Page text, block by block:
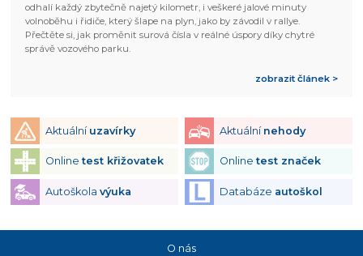
odhalí každý zbytečně najetý kilometr, i veškeré jalové minuty
volnoběhu i řidiče, který šlape na plyn, jako by závodil v rallye.
Přečtěte si, jak proměnit surová čísla v reálné úspory díky chytré
správě vozového parku.
zobrazit článek >
Aktuální uzavírky Aktuální nehody
Onlinetest křižovatek Onlinetest značek
Autoškola výuka Databáze autoškol
O nás